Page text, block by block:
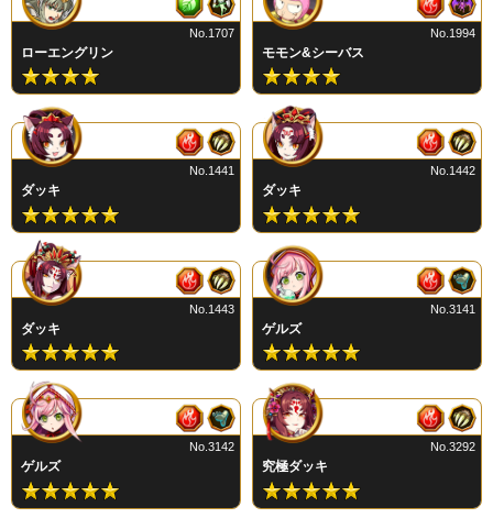
ローエングリン
No.1707
モモン&シーバス
No.1994
ダッキ
No.1441
ダッキ
No.1442
ダッキ
No.1443
ゲルズ
No.3141
ゲルズ
No.3142
究極ダッキ
No.3292